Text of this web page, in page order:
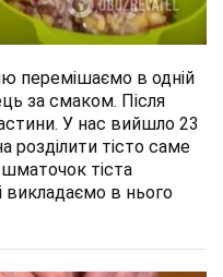
перемішаємо в одній
за смаком. Після
У нас вийшло 23
розділити тісто саме
тіста
викладаємо в нього